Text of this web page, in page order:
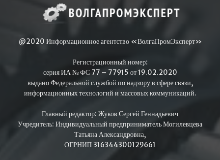
@2020 Информационное агентство «ВолгаПромЭксперт»
Регистрационный номер:
серия ИА № ФС 77 – 77915 от 19.02.2020
выдано Федеральной службой по надзору в сфере связи,
информационных технологий и массовых коммуникаций.
Главный редактор: Жуков Сергей Геннадьевич
Учредитель: Индивидуальный предприниматель Могилевцева
Татьяна Александровна,
ОГРНИП 316344300129661